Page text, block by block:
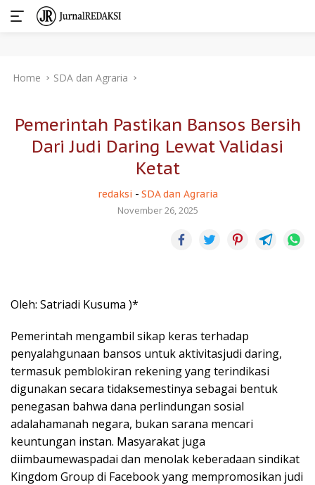
Home SDA dan Agraria
Pemerintah Pastikan Bansos Bersih
Dari Judi Daring Lewat Validasi
Ketat
redaksi - SDA dan Agraria
November 26, 2025
Oleh: Satriadi Kusuma )*
Pemerintah mengambil sikap keras terhadap
penyalahgunaan bansos untuk aktivitasjudi daring,
termasuk pemblokiran rekening yang terindikasi
digunakan secara tidaksemestinya sebagai bentuk
penegasan bahwa dana perlindungan sosial
adalahamanah negara, bukan sarana mencari
keuntungan instan. Masyarakat juga
diimbaumewaspadai dan menolak keberadaan sindikat
Kingdom Group di Facebook yang mempromosikan judi